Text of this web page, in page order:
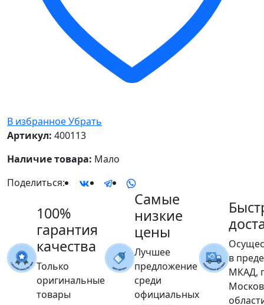
В избранноеУбрать
Артикул: 400113
Наличие товара: Мало
Поделиться:
100%
гарантия
качества
Только
оригинальные
товары
Самые
низкие
цены
Лучшее
предложение
среди
официальных
в
МКАД,